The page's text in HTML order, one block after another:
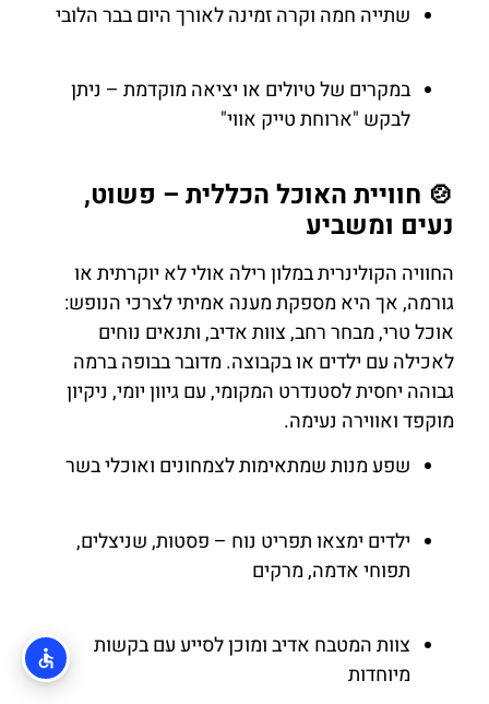
שתייה חמה וקרה זמינה לאורך היום בבר הלובי
במקרים של טיולים או יציאה מוקדמת – ניתן
לבקש "ארוחת טייק אווי"
🍲 חוויית האוכל הכללית – פשוט,
נעים ומשביע
החוויה הקולינרית במלון רילה אולי לא יוקרתית או
גורמה, אך היא מספקת מענה אמיתי לצרכי הנופש:
אוכל טרי, מבחר רחב, צוות אדיב, ותנאים נוחים
לאכילה עם ילדים או בקבוצה. מדובר בבופה ברמה
גבוהה יחסית לסטנדרט המקומי, עם גיוון יומי, ניקיון
מוקפד ואווירה נעימה.
שפע מנות שמתאימות לצמחונים ואוכלי בשר
ילדים ימצאו תפריט נוח – פסטות, שניצלים,
תפוחי אדמה, מרקים
צוות המטבח אדיב ומוכן לסייע עם בקשות
מיוחדות